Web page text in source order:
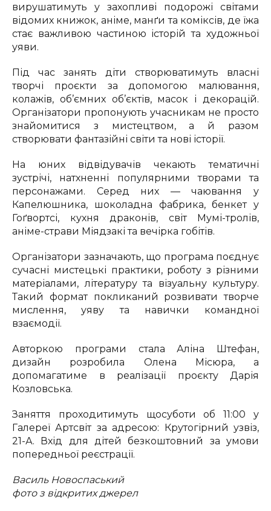
вирушатимуть у захопливі подорожі світами
відомих книжок, аніме, манґи та коміксів, де їжа
стає важливою частиною історій та художньої
уяви.
Під час занять діти створюватимуть власні
творчі проєкти за допомогою малювання,
колажів, об’ємних об’єктів, масок і декорацій.
Організатори пропонують учасникам не просто
знайомитися з мистецтвом, а й разом
створювати фантазійні світи та нові історії.
На юних відвідувачів чекають тематичні
зустрічі, натхненні популярними творами та
персонажами. Серед них — чаювання у
Капелюшника, шоколадна фабрика, бенкет у
Гоґвортсі, кухня драконів, світ Мумі-тролів,
аніме-страви Міядзакі та вечірка гобітів.
Організатори зазначають, що програма поєднує
сучасні мистецькі практики, роботу з різними
матеріалами, літературу та візуальну культуру.
Такий формат покликаний розвивати творче
мислення, уяву та навички командної
взаємодії.
Авторкою програми стала Аліна Штефан,
дизайн розробила Олена Місюра, а
допомагатиме в реалізації проєкту Дарія
Козловська.
Заняття проходитимуть щосуботи об 11:00 у
Галереї Артсвіт за адресою: Крутогірний узвіз,
21-А. Вхід для дітей безкоштовний за умови
попередньої реєстрації.
Василь Новоспаський
фото з відкритих джерел